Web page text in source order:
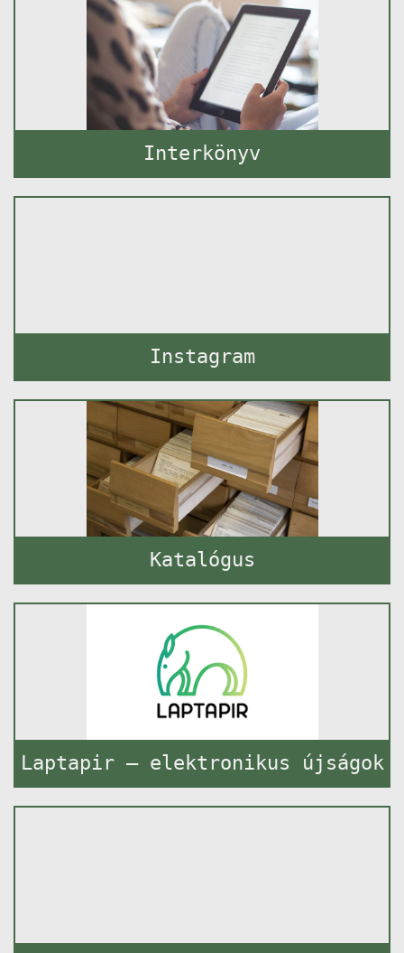
Interkönyv
Instagram
Katalógus
Laptapir – elektronikus újságok